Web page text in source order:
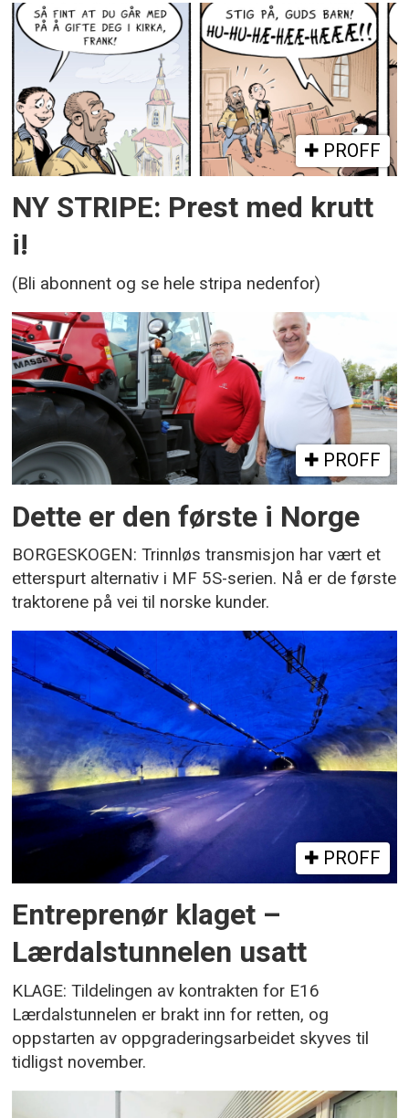
PROFF
NY STRIPE: Prest med krutt
i!
(Bli abonnent og se hele stripa nedenfor)
PROFF
Dette er den første i Norge
BORGESKOGEN: Trinnløs transmisjon har vært et
etterspurt alternativ i MF 5S-serien. Nå er de første
traktorene på vei til norske kunder.
PROFF
Entreprenør klaget –
Lærdalstunnelen usatt
KLAGE: Tildelingen av kontrakten for E16
Lærdalstunnelen er brakt inn for retten, og
oppstarten av oppgraderingsarbeidet skyves til
tidligst november.